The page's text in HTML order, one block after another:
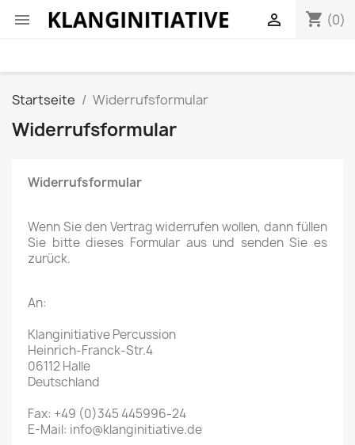
 shopping_cart (0)

Startseite Widerrufsformular
Widerrufsformular
Widerrufsformular
Wenn Sie den Vertrag widerrufen wollen, dann füllen
Sie bitte dieses Formular aus und senden Sie es
zurück.
An:
Klanginitiative Percussion
Heinrich-Franck-Str.4
06112 Halle
Deutschland
Fax: +49 (0)345 445996-24
E-Mail: info@klanginitiative.de